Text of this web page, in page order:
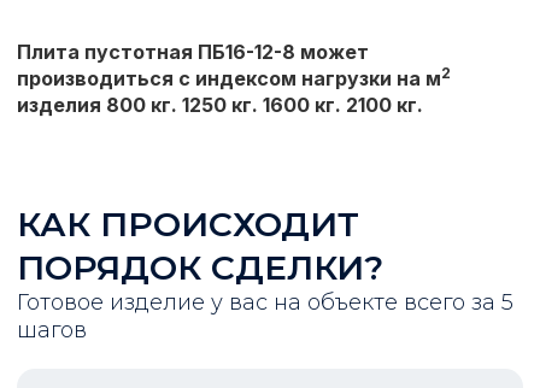
Плита пустотная ПБ16-12-8 может
производиться с индексом нагрузки на м2
изделия 800 кг. 1250 кг. 1600 кг. 2100 кг.
КАК ПРОИСХОДИТ
ПОРЯДОК СДЕЛКИ?
Готовое изделие у вас на объекте всего за 5
шагов